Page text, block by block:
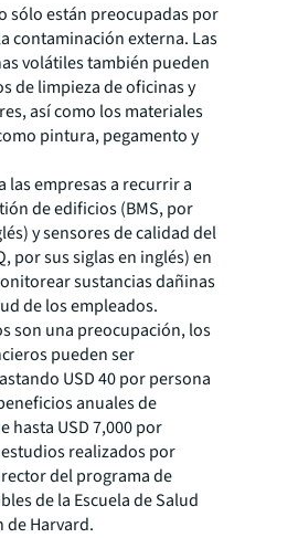
sólo están preocupadas por
contaminación externa. Las
volátiles también pueden
de limpieza de oficinas y
así como los materiales
pintura, pegamento y
las empresas a recurrir a
de edificios (BMS, por
y sensores de calidad del
por sus siglas en inglés) en
sustancias dañinas
de los empleados.
son una preocupación, los
pueden ser
USD 40 por persona
anuales de
hasta USD 7,000 por
realizados por
del programa de
de la Escuela de Salud
de Harvard.